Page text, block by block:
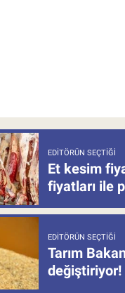
EDITÖRÜN SEÇTIĞI
Et kesim
fiyatları ile
EDITÖRÜN SEÇTIĞI
Tarım
değiştiriyor!